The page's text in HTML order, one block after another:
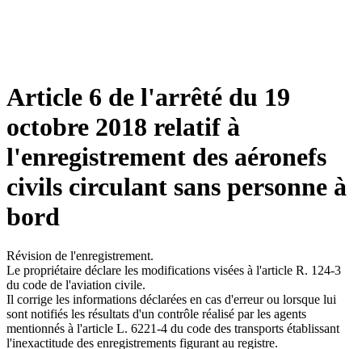
Article 6 de l'arrêté du 19
octobre 2018 relatif à
l'enregistrement des aéronefs
civils circulant sans personne à
bord
Révision de l'enregistrement.
Le propriétaire déclare les modifications visées à l'article R. 124-3
du code de l'aviation civile.
Il corrige les informations déclarées en cas d'erreur ou lorsque lui
sont notifiés les résultats d'un contrôle réalisé par les agents
mentionnés à l'article L. 6221-4 du code des transports établissant
l'inexactitude des enregistrements figurant au registre.